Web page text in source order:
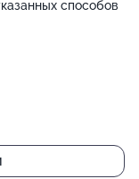
способов